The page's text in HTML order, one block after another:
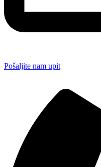
Pošaljite nam upit